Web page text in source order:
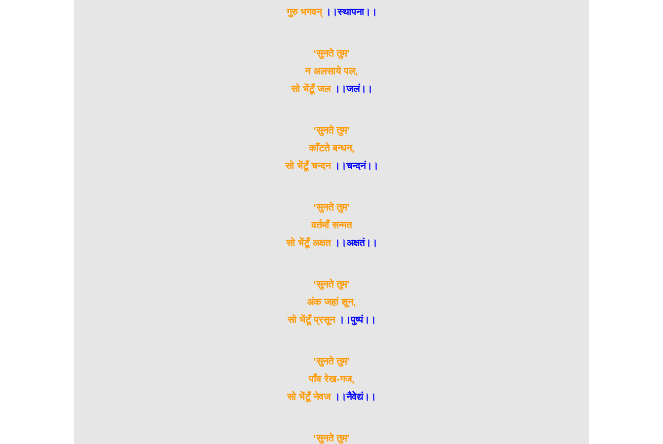
गुरु भगवन् ।।स्थापना।।
‘सुनते तुम’
न अलसाये पल,
सो भेंटूँ जल।।जलं।।
‘सुनते तुम’
काँटते बन्धन,
सो भेंटूँ चन्दन ।।चन्दनं।।
‘सुनते तुम’
वर्तमाँ सन्मत
सो भेंटूँ अक्षत ।।अक्षतं।।
‘सुनते तुम’
अंक जहां शून,
सो भेंटूँ प्रसून ।।पुष्पं।।
‘सुनते तुम’
पाँव रेख-गज,
सो भेंटूँ नेवज ।।नैवेद्यं।।
‘सुनते तुम’